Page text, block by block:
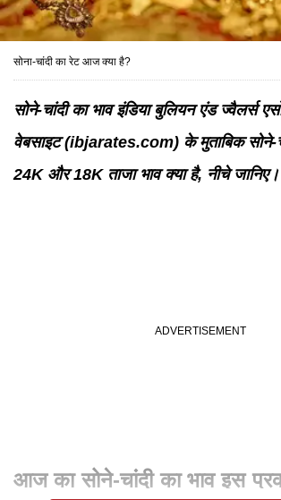
सोना-चांदी का रेट आज क्या है?
सोने-चांदी का भाव इंडिया बुलियन एंड ज्वैलर्स
वेबसाइट (ibjarates.com) के मुताबिक सोने-
24K और 18K ताजा भाव क्या है, नीचे जानिए।
आज का सोने-चांदी का भाव इस